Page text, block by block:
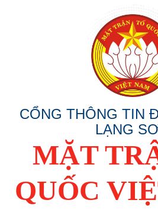
CỔNG THÔNG TIN
LẠNG
MẶT
QUỐC